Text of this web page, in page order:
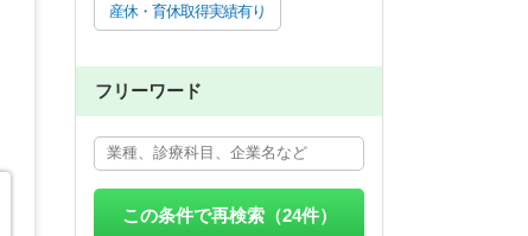
産休・育休取得実績有り
フリーワード
この条件で再検索（24件）